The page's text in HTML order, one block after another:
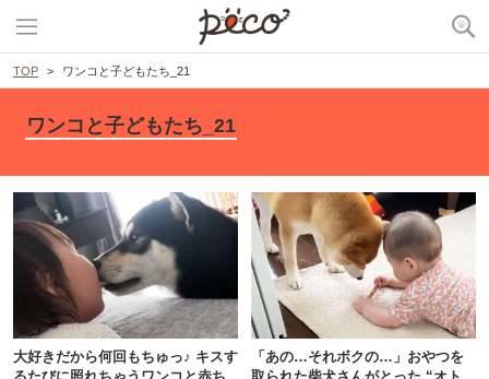
TOP ワンコと子どもたち_21
ワンコと子どもたち_21
大好きだから何回もちゅっ♪ キスす
「あの…それボクの…」おやつを
PECOアプリをダウンロード済みの方
アプリで開く